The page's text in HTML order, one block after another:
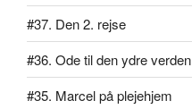
#37. Den 2. rejse
#36. Ode til den ydre verden
#35. Marcel på plejehjem